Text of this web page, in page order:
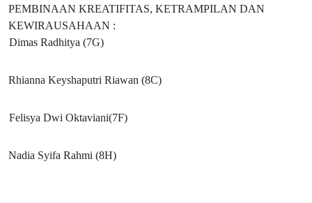
PEMBINAAN KREATIFITAS, KETRAMPILAN DAN
KEWIRAUSAHAAN :
Dimas Radhitya (7G)
Rhianna Keyshaputri Riawan (8C)
Felisya Dwi Oktaviani(7F)
Nadia Syifa Rahmi (8H)